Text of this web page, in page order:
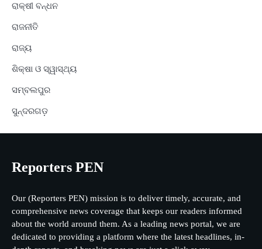
ରାକ୍ଷୀ ବନ୍ଧନ
ରାଜନୀତି
ରାଜ୍ୟ
ଶିକ୍ଷା ଓ ସ୍ୱାସ୍ଥ୍ୟ
ସମ୍ବଲପୁର
ସୁନ୍ଦରଗଡ଼
Reporters PEN
Our (Reporters PEN) mission is to deliver timely, accurate, and
comprehensive news coverage that keeps our readers informed
about the world around them. As a leading news portal, we are
dedicated to providing a platform where the latest headlines, in-